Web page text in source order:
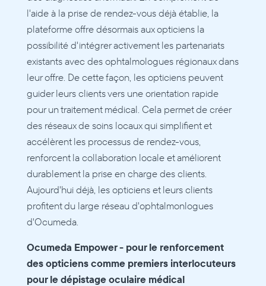
l'aide à la prise de rendez-vous déjà établie, la
plateforme offre désormais aux opticiens la
possibilité d'intégrer activement les partenariats
existants avec des ophtalmologues régionaux dans
leur offre. De cette façon, les opticiens peuvent
guider leurs clients vers une orientation rapide
pour un traitement médical. Cela permet de créer
des réseaux de soins locaux qui simplifient et
accélèrent les processus de rendez-vous,
renforcent la collaboration locale et améliorent
durablement la prise en charge des clients.
Aujourd'hui déjà, les opticiens et leurs clients
profitent du large réseau d'ophtalmonlogues
d'Ocumeda.
Ocumeda Empower - pour le renforcement
des opticiens comme premiers interlocuteurs
pour le dépistage oculaire médical